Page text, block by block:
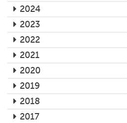
2024
2023
2022
2021
2020
2019
2018
2017